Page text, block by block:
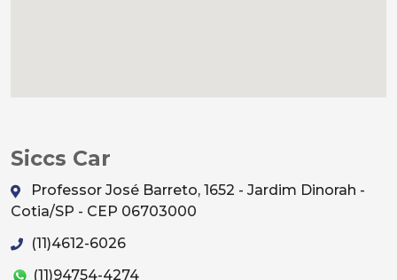
Siccs Car
Professor José Barreto, 1652 - Jardim Dinorah -
Cotia/SP - CEP 06703000
(11)4612-6026
(11)94754-4274